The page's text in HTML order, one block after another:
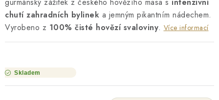
chutí zahradních bylinek a jemným pikantním nádechem.
Vyrobeno z 100% čisté hovězí svaloviny. Více informací
Skladem